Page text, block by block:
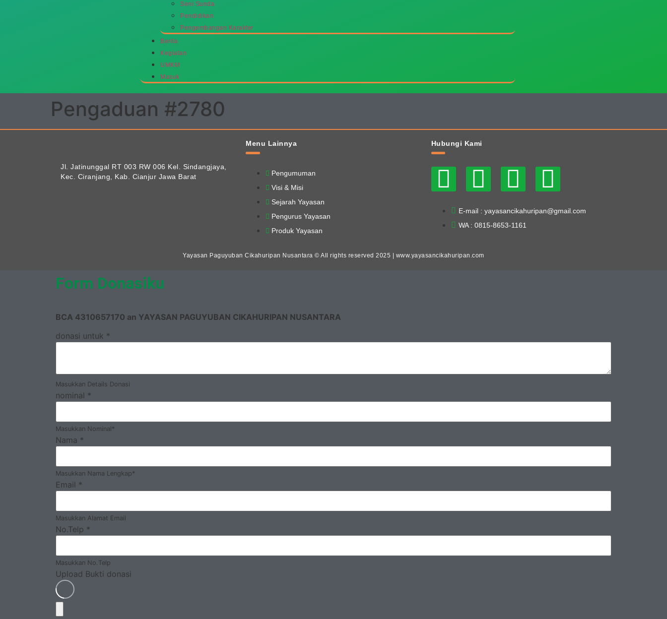
Seni Sunda
Pendidikan
Pengembangan Karakter
Berita
Kegiatan
UMKM
Masuk
Pengaduan #2780
Jl. Jatinunggal RT 003 RW 006 Kel. Sindangjaya,
Kec. Ciranjang, Kab. Cianjur Jawa Barat
Menu Lainnya
Pengumuman
Visi & Misi
Sejarah Yayasan
Pengurus Yayasan
Produk Yayasan
Hubungi Kami
E-mail : yayasancikahuripan@gmail.com
WA : 0815-8653-1161
Yayasan Paguyuban Cikahuripan Nusantara © All rights reserved 2025 | www.yayasancikahuripan.com
Form Donasiku
BCA 4310657170 an YAYASAN PAGUYUBAN CIKAHURIPAN NUSANTARA
donasi untuk *
Masukkan Details Donasi
nominal *
Masukkan Nominal*
Nama *
Masukkan Nama Lengkap*
Email *
Masukkan Alamat Email
No.Telp *
Masukkan No.Telp
Upload Bukti donasi